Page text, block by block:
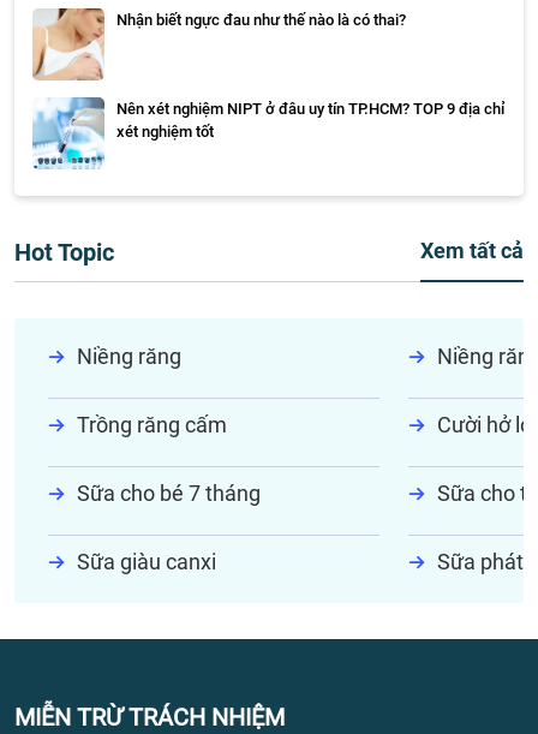
Nhận biết ngực đau như thế nào là có thai?
Nên xét nghiệm NIPT ở đâu uy tín TP.HCM? TOP 9 địa chỉ
xét nghiệm tốt
Hot Topic Xem tất cả
Niềng răng Niềng
Trồng răng cấm Cười hở lợi
Sữa cho bé 7 tháng Sữa cho
Sữa giàu canxi Sữa phát
MIỄN TRỪ TRÁCH NHIỆM